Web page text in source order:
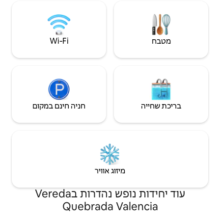
Wi‑Fi
חניה חינם במקום
עוד יחידות נופש נהדרות בVereda